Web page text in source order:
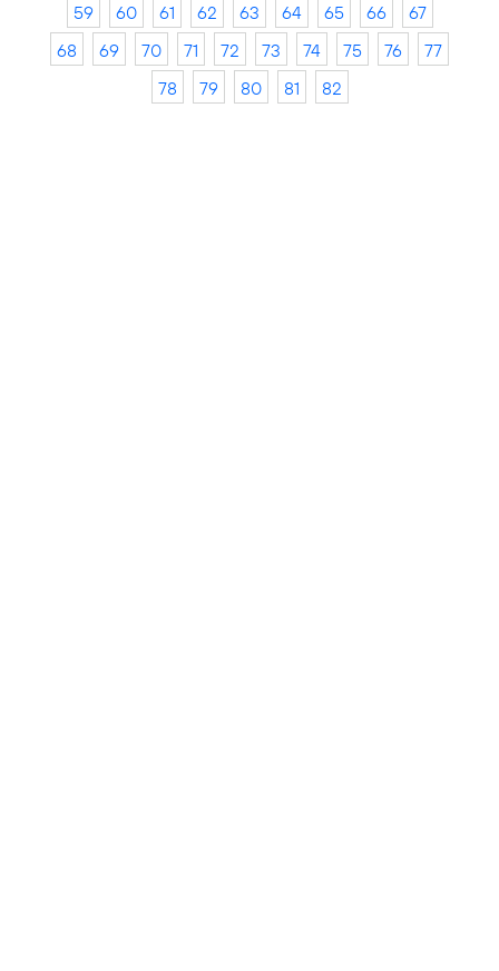
59
60 61 62 63 64 65 66
67
68
69 70 71 72 73 74 75 76
77
78
79 80 81 82